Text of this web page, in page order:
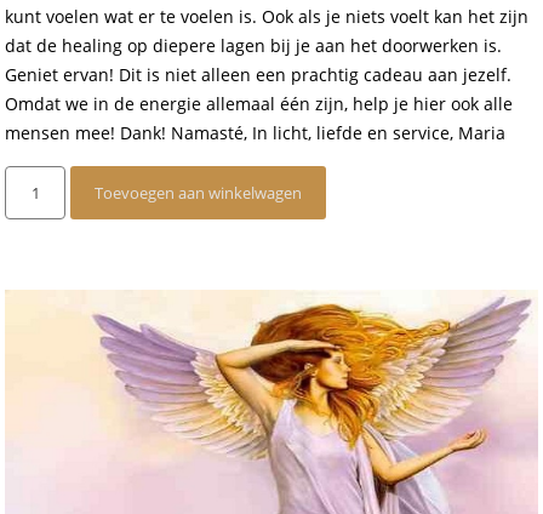
kunt voelen wat er te voelen is. Ook als je niets voelt kan het zijn
dat de healing op diepere lagen bij je aan het doorwerken is.
Geniet ervan! Dit is niet alleen een prachtig cadeau aan jezelf.
Omdat we in de energie allemaal één zijn, help je hier ook alle
mensen mee! Dank! Namasté, In licht, liefde en service, Maria
afstand
Toevoegen aan winkelwagen